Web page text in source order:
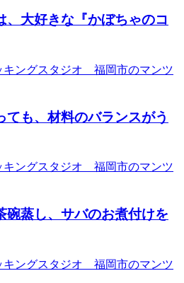
大好きな『かぼちゃのコ
ても、材料のバランスがう
碗蒸し、サバのお煮付けを